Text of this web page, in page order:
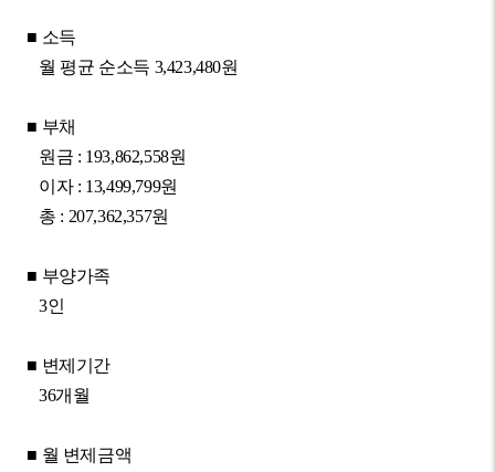
■ 소득
월 평균 순소득 3,423,480원
■ 부채
원금 : 193,862,558원
이자 : 13,499,799원
총 : 207,362,357원
■ 부양가족
3인
■ 변제기간
36개월
■ 월 변제금액